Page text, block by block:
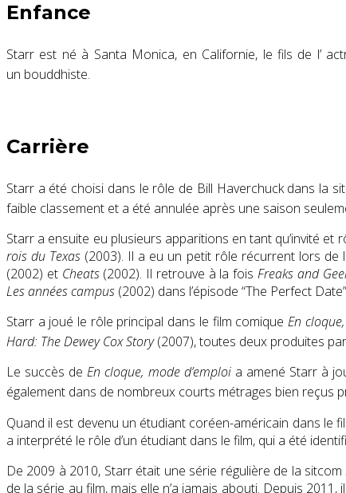
Enfance
Starr est né à Santa Monica, en Californie, le fils de l’
un bouddhiste.
Carrière
Starr a été choisi dans le rôle de Bill Haverchuck dans la
faible classement et a été annulée après une saison
Starr a ensuite eu plusieurs apparitions en tant qu’invité et
rois du Texas (2003). Il a eu un petit rôle récurrent lors
(2002) et Cheats(2002). Il retrouve à la foisFreaks and
Les années campus (2002) dans l’épisode “The Perfect
Starr a joué le rôle principal dans le film comique En
Hard: The Dewey Cox Story(2007), toutes deux produites
Le succès deEn cloque, mode d’emploi a amené Starr à
également dans de nombreux courts métrages bien reçus
Quand il est devenu un étudiant coréen-américain dans le
a interprété le rôle d’un étudiant dans le film, qui a été
De 2009 à 2010, Starr était une série régulière de la sitcom
de la série au film, mais elle n’a jamais abouti. Depuis